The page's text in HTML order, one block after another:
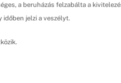
a beruházás felzabálta a
időben jelzi a veszélyt.